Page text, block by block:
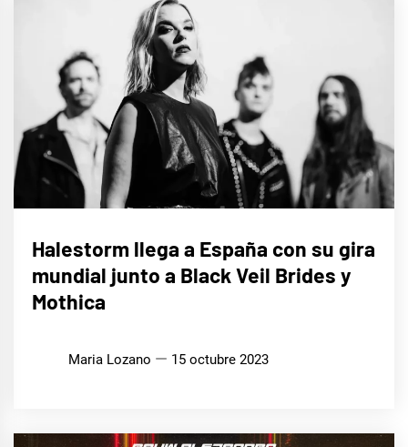
Halestorm llega a España con su gira
mundial junto a Black Veil Brides y
Mothica
Maria Lozano 15 octubre 2023